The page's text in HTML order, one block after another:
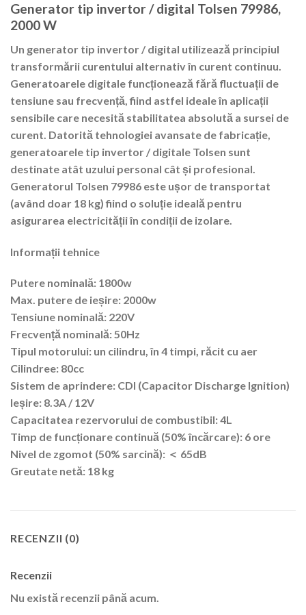
Generator tip invertor / digital Tolsen 79986,
2000 W
Un generator tip invertor / digital utilizează principiul
transformării curentului alternativ în curent continuu.
Generatoarele digitale funcționează fără fluctuații de
tensiune sau frecvență, fiind astfel ideale în aplicații
sensibile care necesită stabilitatea absolută a sursei de
curent. Datorită tehnologiei avansate de fabricație,
generatoarele tip invertor / digitale Tolsen sunt
destinate atât uzului personal cât și profesional.
Generatorul Tolsen 79986 este ușor de transportat
(având doar 18 kg) fiind o soluție ideală pentru
asigurarea electricității în condiții de izolare.
Informații tehnice
Putere nominală: 1800w
Max. putere de ieșire: 2000w
Tensiune nominală: 220V
Frecvență nominală:50Hz
Tipul motorului: un cilindru, în 4 timpi, răcit cu aer
Cilindree: 80cc
Sistem de aprindere: CDI (Capacitor Discharge Ignition)
Ieșire: 8.3A / 12V
Capacitatea rezervorului de combustibil:4L
Timp de funcționare continuă (50% încărcare): 6 ore
Nivel de zgomot (50% sarcină): ＜ 65dB
Greutate netă: 18 kg
RECENZII (0)
Recenzii
Nu există recenzii până acum.